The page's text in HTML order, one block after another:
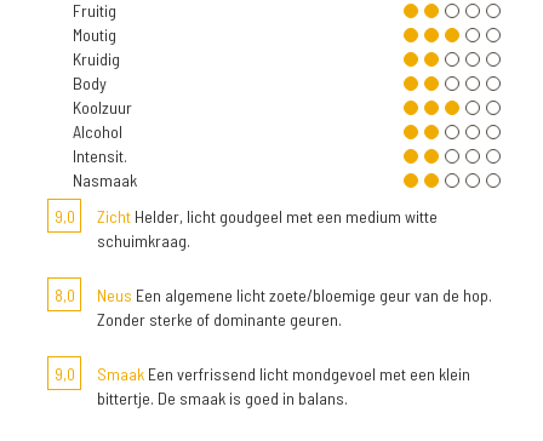
Fruitig
Moutig
Kruidig
Body
Koolzuur
Alcohol
Intensit.
Nasmaak
9,0
Zicht Helder, licht goudgeel met een medium witte
schuimkraag.
8,0 Neus Een algemene licht zoete/bloemige geur van de hop.
Zonder sterke of dominante geuren.
9,0 Smaak Een verfrissend licht mondgevoel met een klein
bittertje. De smaak is goed in balans.